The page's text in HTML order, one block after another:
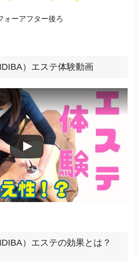
ォーアフター後ろ
）エステ体験動画
）エステの効果とは？